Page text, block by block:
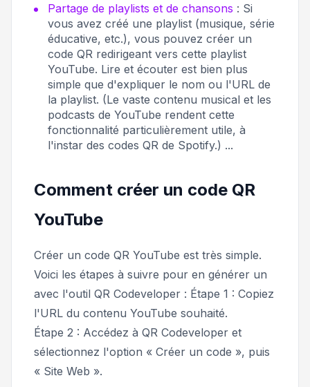
Partage de playlists et de chansons : Si
vous avez créé une playlist (musique, série
éducative, etc.), vous pouvez créer un
code QR redirigeant vers cette playlist
YouTube. Lire et écouter est bien plus
simple que d'expliquer le nom ou l'URL de
la playlist. (Le vaste contenu musical et les
podcasts de YouTube rendent cette
fonctionnalité particulièrement utile, à
l'instar des codes QR de Spotify.) ...
Comment créer un code QR
YouTube
Créer un code QR YouTube est très simple.
Voici les étapes à suivre pour en générer un
avec l'outil QR Codeveloper : Étape 1 : Copiez
l'URL du contenu YouTube souhaité.
Étape 2 : Accédez à QR Codeveloper et
sélectionnez l'option « Créer un code », puis
« Site Web ».